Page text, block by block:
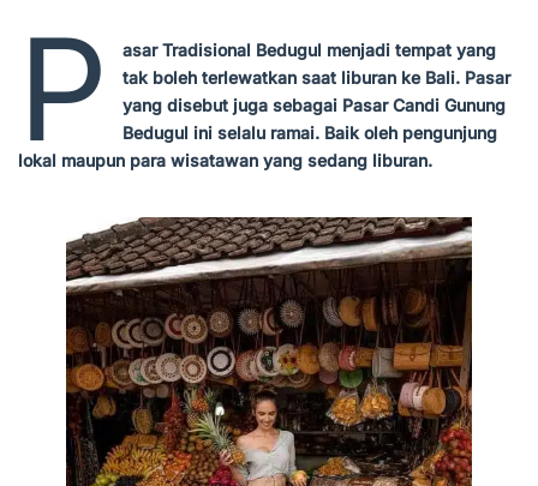
P
asar Tradisional Bedugul menjadi tempat yang
tak boleh terlewatkan saat liburan ke Bali. Pasar
yang disebut juga sebagai Pasar Candi Gunung
Bedugul ini selalu ramai. Baik oleh pengunjung
lokal maupun para wisatawan yang sedang liburan.